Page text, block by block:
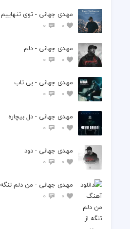
مهدی جهانی - توی تنهاییم
0
0
مهدی جهانی - دلم
0
0
مهدی جهانی - بی تاب
0
0
مهدی جهانی - دل بیچاره
0
0
مهدی جهانی - دود
0
0
مهدی جهانی - من دلم تنگه
0
0